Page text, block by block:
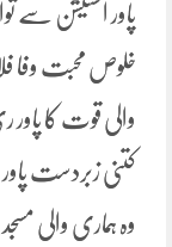
پاور اسٹیشن سے
خلوص محبت وفا
والی قوت کا پاور
کتنی زبردست
وہ ہماری والی